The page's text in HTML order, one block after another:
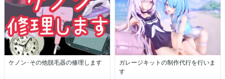
ケノン･その他脱毛器の修理します
ガレージキットの制作代行を行いま
す